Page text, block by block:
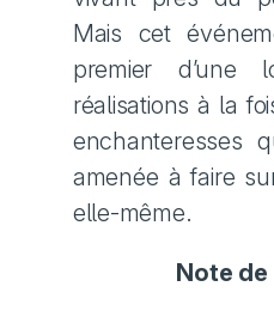
Mais cet
premier d’une
réalisations à la
enchanteresses
amenée à faire
elle-même.
Note de